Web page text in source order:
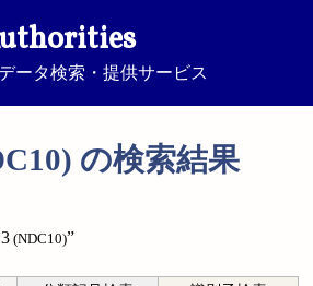
ータ検索・提供サービス
の検索結果
(NDC10)”